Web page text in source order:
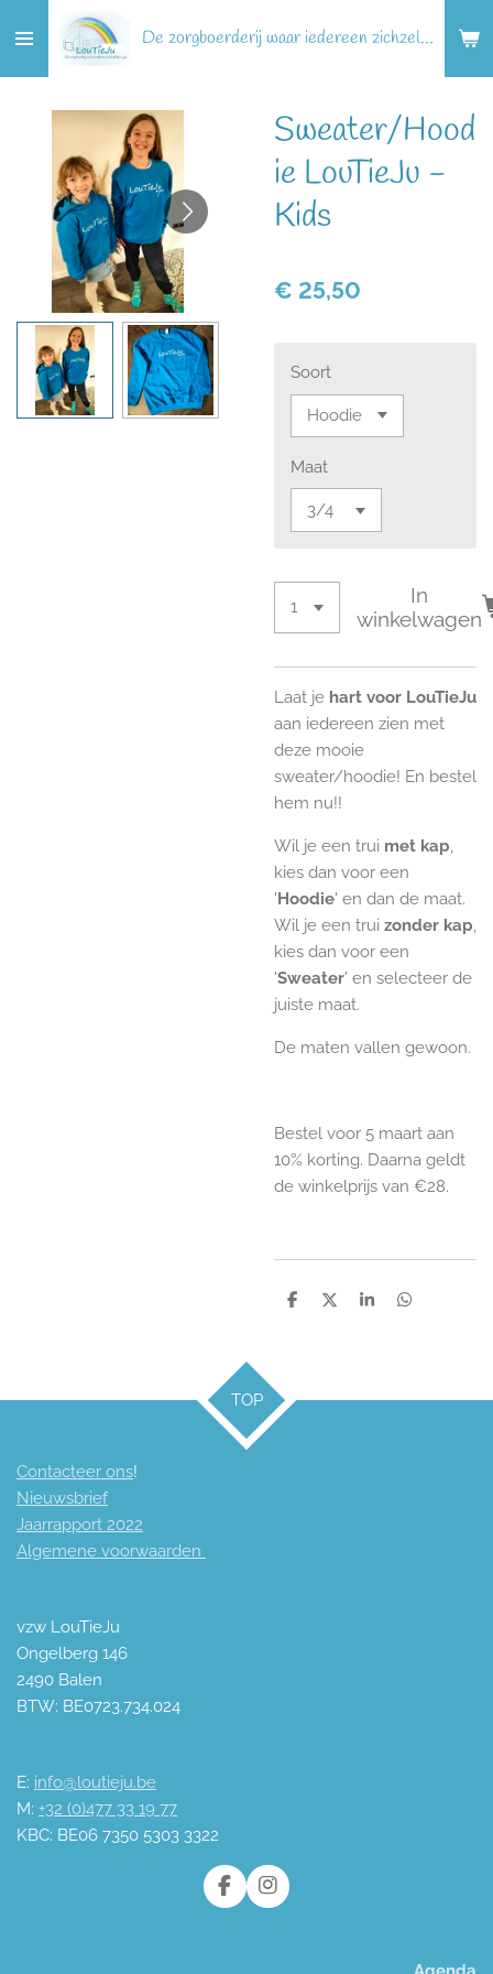
direct
naar
De zorgboerderij waar iedereen zichzelf kan zijn!
Sweater/Hood
ie LouTieJu -
Kids
€ 25,50
Soort
Maat
In
winkelwagen
Laat je hart voor LouTieJu
aan iedereen zien met
deze mooie
sweater/hoodie! En bestel
hem nu!!
Wil je een trui met kap,
kies dan voor een
'Hoodie' en dan de maat.
Wil je een trui zonder kap,
kies dan voor een
'Sweater' en selecteer de
juiste maat.
De maten vallen gewoon.
Bestel voor 5 maart aan
10% korting. Daarna geldt
de winkelprijs van €28.
D
D
S
D
TOP
Contacteer ons!
Nieuwsbrief
Jaarrapport 2022
Algemene voorwaarden
vzw LouTieJu
Ongelberg 146
2490 Balen
BTW: BE0723.734.024
E: info@loutieju.be
M: +32 (0)477 33 19 77
KBC: BE06 7350 5303 3322
F
a
I
n